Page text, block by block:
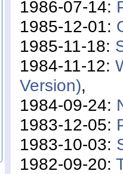
1986-07-14:
1985-12-01:
1985-11-18:
1984-11-12:
Version),
1984-09-24:
1983-12-05:
1983-10-03:
1982-09-20: